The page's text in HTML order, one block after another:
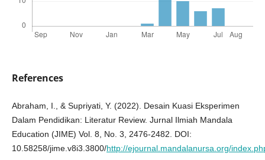
References
Abraham, I., & Supriyati, Y. (2022). Desain Kuasi Eksperimen
Dalam Pendidikan: Literatur Review. Jurnal Ilmiah Mandala
Education (JIME) Vol. 8, No. 3, 2476-2482. DOI:
10.58258/jime.v8i3.3800/http://ejournal.mandalanursa.org/